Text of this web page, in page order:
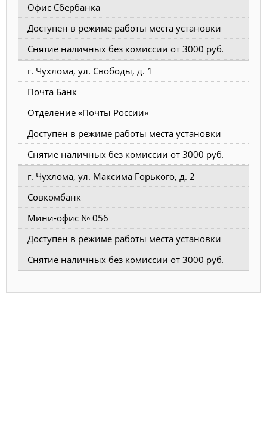
Офис Сбербанка
Доступен в режиме работы места установки
Снятие наличных без комиссии от 3000 руб.
г. Чухлома, ул. Свободы, д. 1
Почта Банк
Отделение «Почты России»
Доступен в режиме работы места установки
Снятие наличных без комиссии от 3000 руб.
г. Чухлома, ул. Максима Горького, д. 2
Совкомбанк
Мини-офис № 056
Доступен в режиме работы места установки
Снятие наличных без комиссии от 3000 руб.